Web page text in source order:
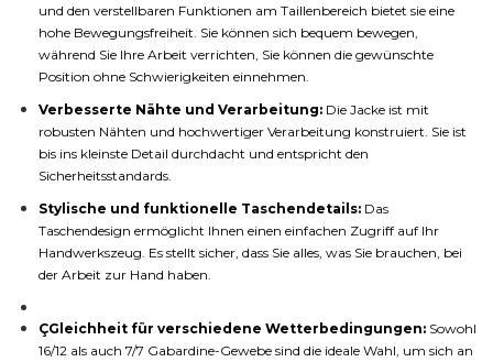
und den verstellbaren Funktionen am Taillenbereich bietet sie eine
hohe Bewegungsfreiheit. Sie können sich bequem bewegen,
während Sie Ihre Arbeit verrichten, Sie können die gewünschte
Position ohne Schwierigkeiten einnehmen.
Verbesserte Nähte und Verarbeitung: Die Jacke ist mit
robusten Nähten und hochwertiger Verarbeitung konstruiert. Sie ist
bis ins kleinste Detail durchdacht und entspricht den
Sicherheitsstandards.
Stylische und funktionelle Taschendetails: Das
Taschendesign ermöglicht Ihnen einen einfachen Zugriff auf Ihr
Handwerkszeug. Es stellt sicher, dass Sie alles, was Sie brauchen, bei
der Arbeit zur Hand haben.
ÇGleichheit für verschiedene Wetterbedingungen: Sowohl
16/12 als auch 7/7 Gabardine-Gewebe sind die ideale Wahl, um sich an